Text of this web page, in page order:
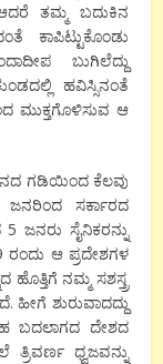
ತಮ್ಮ ಬದುಕಿನ
ಕಾಪಿಟ್ಟುಕೊಂಡು
ಬುಗಿಲೆದ್ದು
ಹವಿಸ್ಸಿನಂತೆ
ಮುಕ್ತಗೊಳಿಸುವ ಆ
ಗಡಿಯಿಂದ ಕೆಲವು
ಜನರಿಂದ ಸರ್ಕಾರದ
5ಜನರು ಸೈನಿಕರನ್ನು
ರಂದು ಆ ಪ್ರದೇಶಗಳ
ಹೊತ್ತಿಗೆ ನಮ್ಮ ಸಶಸ್ತ್ರ
ಹೀಗೆ ಶುರುವಾದದ್ದು
ಬದಲಾಗದ ದೇಶದ
ಧ್ವಜವನ್ನು